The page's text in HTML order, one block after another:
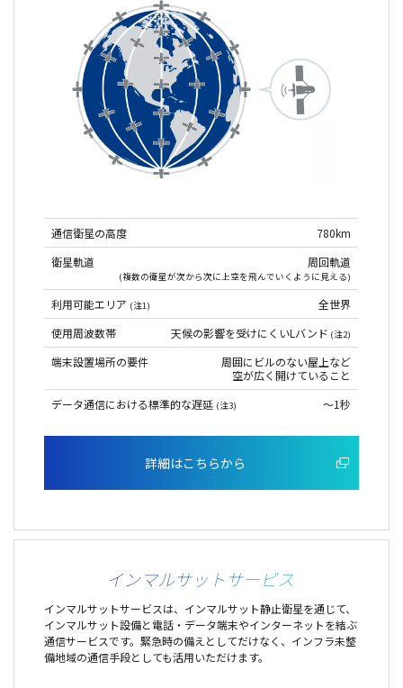
通信衛星の高度
780km
衛星軌道
周回軌道
(複数の衛星が次から次に上空を飛んでいくように見える)
利用可能エリア (注1)
全世界
使用周波数帯
天候の影響を受けにくいLバンド (注2)
端末設置場所の要件
周囲にビルのない屋上など
空が広く開けていること
データ通信における標準的な遅延 (注3) ～1秒
詳細はこちらから
インマルサットサービス
インマルサットサービスは、インマルサット静止衛星を通じて、
インマルサット設備と電話・データ端末やインターネットを結ぶ
通信サービスです。緊急時の備えとしてだけなく、インフラ未整
備地域の通信手段としても活用いただけます。